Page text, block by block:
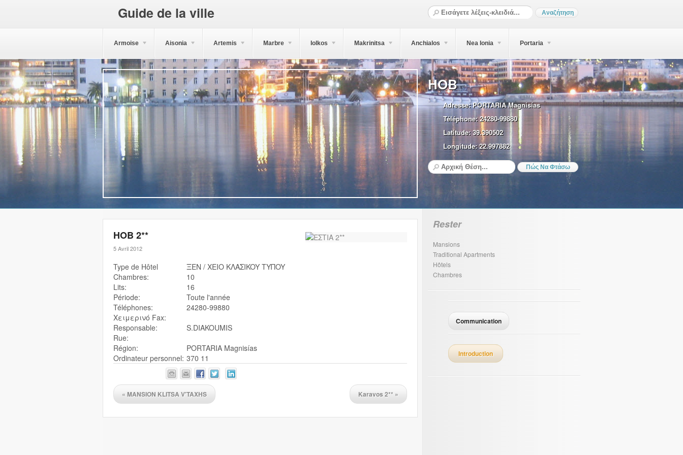
Guide de la ville
Armoise Aisonia Artemis Marbre Iolkos Makrinitsa Anchialos Nea Ionia Portaria
HOB
Adresse:PORTARIA Magnisías
Téléphone:24280-99880
Latitude:39.390502
Longitude:22.997882
HOB 2**
5 Avril 2012
Type de Hôtel
ΞEN / XEIO KΛAΣIKOY TYΠOY
Chambres:
10
Lits:
16
Période:
Toute l'année
Téléphones:
24280-99880
Χειμερινό Fax:
Responsable:
S.DIAKOUMIS
Rue:
Région:
PORTARIA Magnisías
Ordinateur personnel: 370 11
« MANSION KLITSA V'TAXHS Karavos 2** »
Rester
Mansions
Traditional Apartments
Hôtels
Chambres
Communication
Introduction